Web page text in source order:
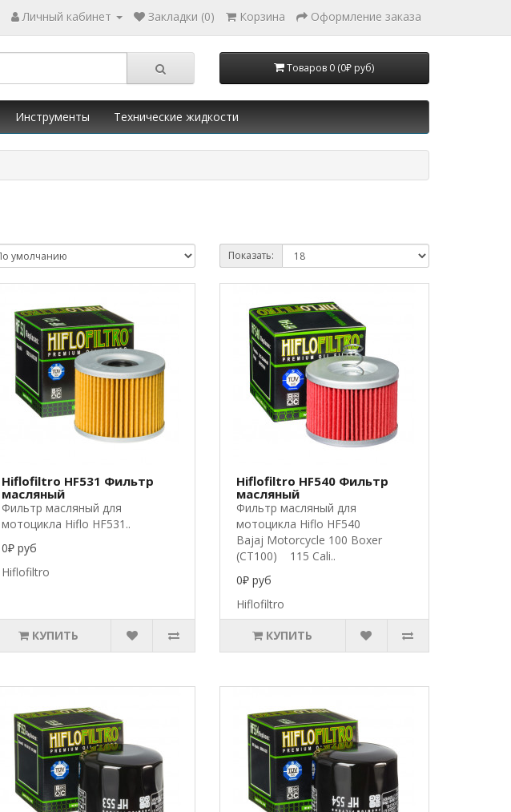
Личный кабинет Закладки (0) Корзина Оформление заказа
Товаров 0 (0₽ руб)
Инструменты Технические жидкости
Показать:
Hiflofiltro HF531 Фильтр
масляный
Фильтр масляный для
мотоцикла Hiflo HF531..
0₽ руб
Hiflofiltro
КУПИТЬ
Hiflofiltro HF540 Фильтр
масляный
Фильтр масляный для
мотоцикла Hiflo HF540 ​
Bajaj Motorcycle 100 Boxer
(CT100) 115 Cali..
0₽ руб
Hiflofiltro
КУПИТЬ